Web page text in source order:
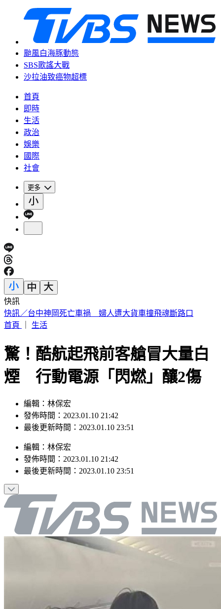
颱風白海豚動態
SBS歌謠大戰
沙拉油致癌物超標
首頁
即時
生活
政治
娛樂
國際
社會
更多
快訊
快訊／疑涉原鄉工程貪汙案 高雄市議員范織欽遭檢調約談
首頁
生活
驚！酷航起飛前客艙冒大量白
煙 行動電源「閃燃」釀2傷
編輯：林保宏
發佈時間：2023.01.10 21:42
最後更新時間：2023.01.10 23:51
編輯 ： 林保宏
發佈時間： 2023.01.10 21:42
最後更新時間： 2023.01.10 23:51